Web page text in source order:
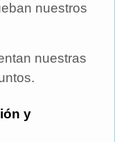
nuestros
nuestras
y